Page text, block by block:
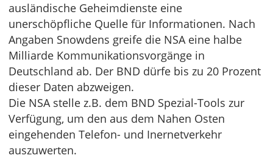
ausländische Geheimdienste eine
unerschöpfliche Quelle für Informationen. Nach
Angaben Snowdens greife die NSA eine halbe
Milliarde Kommunikationsvorgänge in
Deutschland ab. Der BND dürfe bis zu 20 Prozent
dieser Daten abzweigen.
Die NSA stelle z.B. dem BND Spezial-Tools zur
Verfügung, um den aus dem Nahen Osten
eingehenden Telefon- und Inernetverkehr
auszuwerten.